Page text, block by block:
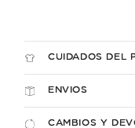
CUIDADOS DEL
ENVIOS
CAMBIOS Y